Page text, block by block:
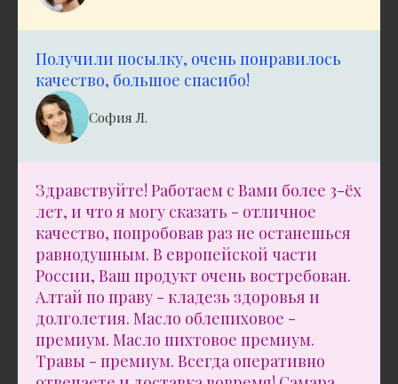
Получили посылку, очень понравилось
качество, большое спасибо!
София Л.
Здравствуйте! Работаем с Вами более 3-ёх
лет, и что я могу сказать - отличное
качество, попробовав раз не останешься
равнодушным. В европейской части
России, Ваш продукт очень востребован.
Алтай по праву - кладезь здоровья и
долголетия. Масло облепиховое -
премиум. Масло пихтовое премиум.
Травы - премиум. Всегда оперативно